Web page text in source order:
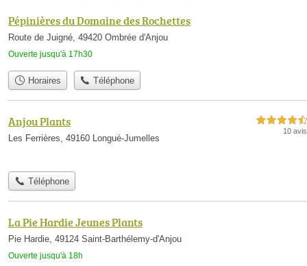
Pépinières du Domaine des Rochettes
Route de Juigné, 49420 Ombrée d'Anjou
Ouverte jusqu'à 17h30
Horaires Téléphone
Anjou Plants
Les Ferrières, 49160 Longué-Jumelles
4,5 étoiles sur 5
10 avis
Téléphone
La Pie Hardie Jeunes Plants
Pie Hardie, 49124 Saint-Barthélemy-d'Anjou
Ouverte jusqu'à 18h